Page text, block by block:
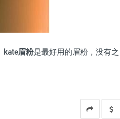
kate眉粉是最好用的眉粉，没有之